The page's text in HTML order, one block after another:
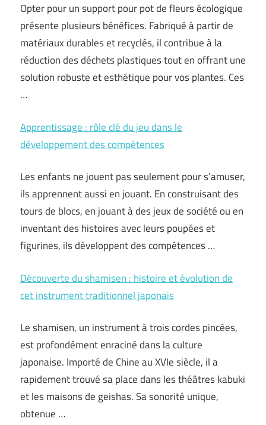
Opter pour un support pour pot de fleurs écologique
présente plusieurs bénéfices. Fabriqué à partir de
matériaux durables et recyclés, il contribue à la
réduction des déchets plastiques tout en offrant une
solution robuste et esthétique pour vos plantes. Ces
…
Apprentissage : rôle clé du jeu dans le
développement des compétences
Les enfants ne jouent pas seulement pour s’amuser,
ils apprennent aussi en jouant. En construisant des
tours de blocs, en jouant à des jeux de société ou en
inventant des histoires avec leurs poupées et
figurines, ils développent des compétences …
Découverte du shamisen : histoire et évolution de
cet instrument traditionnel japonais
Le shamisen, un instrument à trois cordes pincées,
est profondément enraciné dans la culture
japonaise. Importé de Chine au XVIe siècle, il a
rapidement trouvé sa place dans les théâtres kabuki
et les maisons de geishas. Sa sonorité unique,
obtenue …